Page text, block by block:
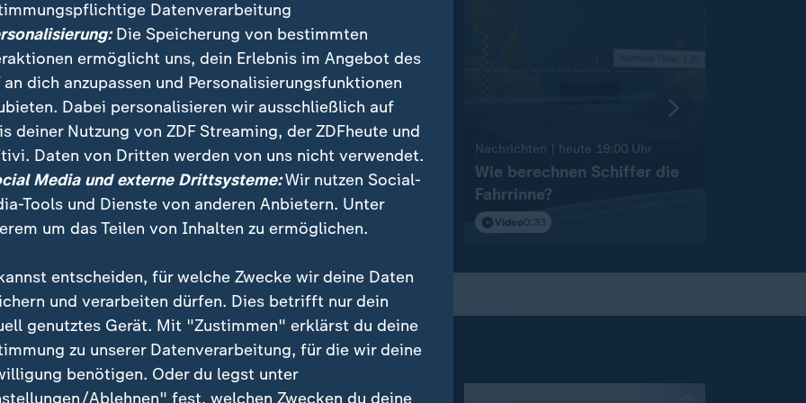
| heute 19:00 Uhr
dauern an
Nachrichten | heute 19:00 Uhr
Lebenslange Haft nach
Anschlag
Nachrichten | heute 19:00 Uhr:
Wie berechnen Schiffer die
Fahrrinne?
Video0:33
Datenverarbeitung
Die Speicherung von bestimmten
ermöglicht uns, dein Erlebnis im Angebot des
an dich anzupassen und Personalisierungsfunktionen
Dabei personalisieren wir ausschließlich auf
deiner Nutzung von ZDF Streaming, der ZDFheute und
Daten von Dritten werden von uns nicht verwendet.
Media und externe Drittsysteme:Wir nutzen Social-
Tools und Dienste von anderen Anbietern. Unter
um das Teilen von Inhalten zu ermöglichen.
entscheiden, für welche Zwecke wir deine Daten
und verarbeiten dürfen. Dies betrifft nur dein
genutztes Gerät. Mit "Zustimmen" erklärst du deine
zu unserer Datenverarbeitung, für die wir deine
benötigen. Oder du legst unter
Ablehnen" fest, welchen Zwecken du deine